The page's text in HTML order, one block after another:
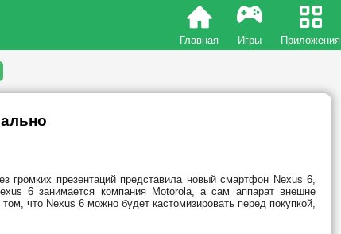
Главная Игры Приложения
презентаций представила новый смартфон Nexus 6,
6 занимается компания Motorola, а сам аппарат внешне
что Nexus 6 можно будет кастомизировать перед покупкой,